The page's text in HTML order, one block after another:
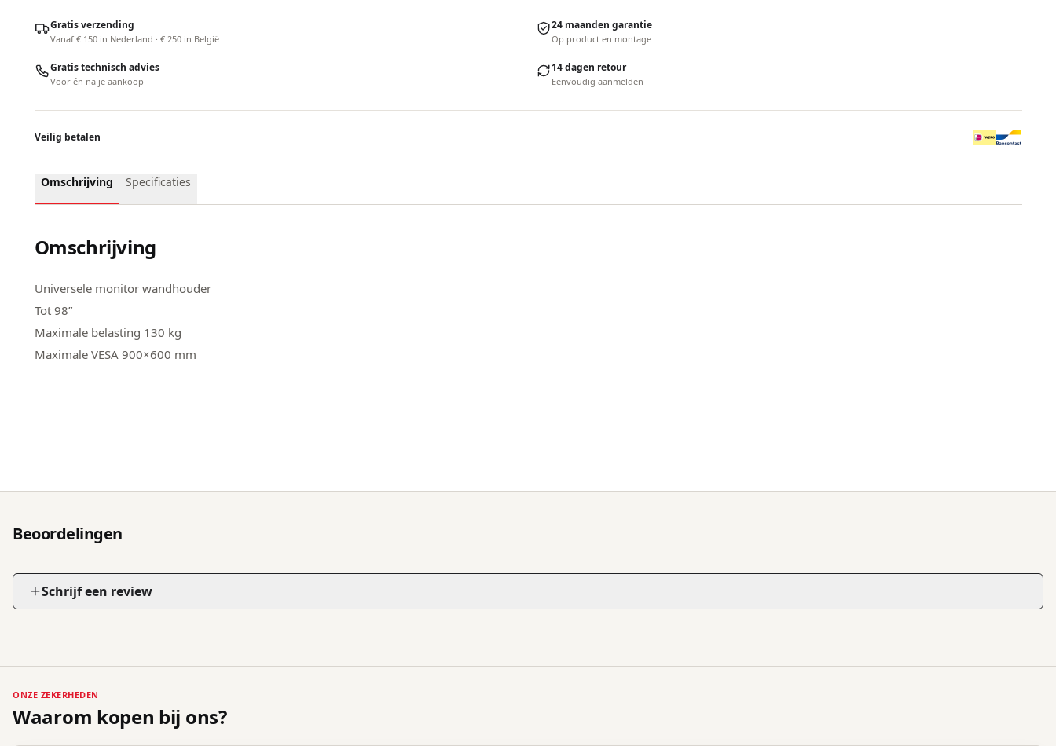
Gratis verzending
Vanaf € 150 in Nederland · € 250 in België
24 maanden garantie
Op product en montage
Gratis technisch advies
Voor én na je aankoop
14 dagen retour
Eenvoudig aanmelden
Veilig betalen
Omschrijving Specificaties
Omschrijving
Universele monitor wandhouder
Tot 98”
Maximale belasting 130 kg
Maximale VESA 900×600 mm
Beoordelingen
Schrijf een review
ONZE ZEKERHEDEN
Waarom kopen bij ons?